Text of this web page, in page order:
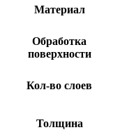
Материал
Обработка
поверхности
Кол-во слоев
Толщина